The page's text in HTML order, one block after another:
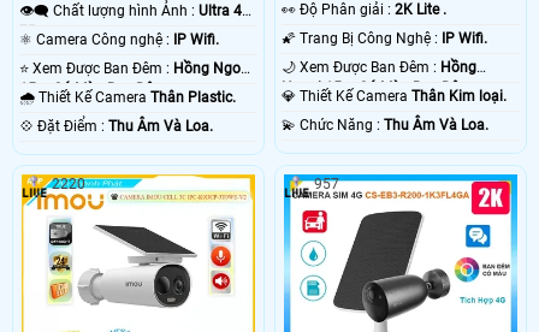
👁️‍🗨 Chất lượng hình Ảnh : Ultra 4k
👍🏾 .
⚛️ Camera Công nghệ :
IP Wifi.
⭐ Xem Được Ban Đêm : Hồng Ngoại
15m Có Màu Ban Ðêm.
🌧️ Thiết Kế Camera Thân Plastic.
️💠 Đặt Điểm : Thu Âm Và Loa.
️👀 Độ Phân giải :2K Lite .
🌠 Trang Bị Công Nghệ :
IP Wifi.
🌙 Xem Được Ban Đêm : Hồng
Ngoại 15m Có Màu Ban Ðêm.
💎 Thiết Kế CameraThân Kim loại.
️💫 Chức Năng :Thu Âm Và Loa.
2220 957